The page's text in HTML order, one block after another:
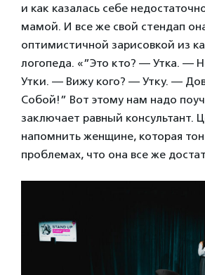
и как казалась себе
мамой. И все же свой стендап
оптимистичной зарисовкой из
логопеда. «”Это кто? — Утка. —
Утки. — Вижу кого? — Утку. —
Собой!” Вот этому нам надо
заключает равный консультант.
напомнить женщине, которая
проблемах, что она все же